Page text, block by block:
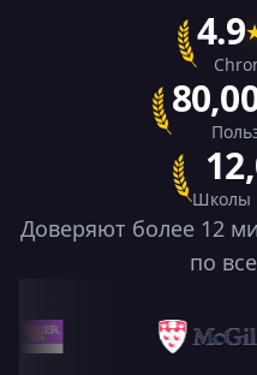
4.9
Школы
Доверяют более 12
по